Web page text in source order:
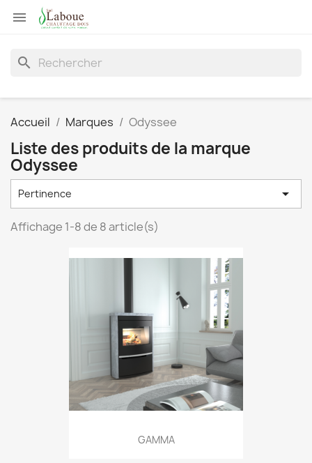

search
Accueil Marques Odyssee
Liste des produits de la marque
Odyssee
Pertinence 
Affichage 1-8 de 8 article(s)
GAMMA